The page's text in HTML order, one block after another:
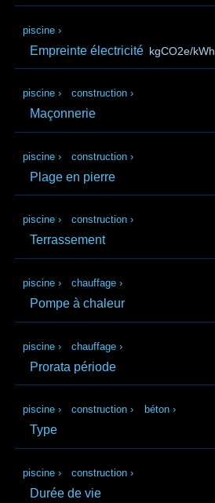
piscine ›
Empreinte électricité kgCO2e/kWh
piscine › construction ›
Maçonnerie
piscine › construction ›
Plage en pierre
piscine › construction ›
Terrassement
piscine › chauffage ›
Pompe à chaleur
piscine › chauffage ›
Prorata période
piscine › construction › béton ›
Type
piscine › construction ›
Durée de vie